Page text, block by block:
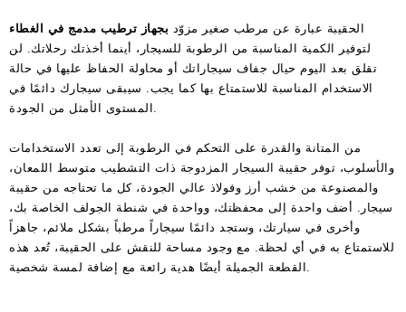
الحقيبة عبارة عن مرطب صغير مزوّد بجهاز ترطيب مدمج في الغطاء
لتوفير الكمية المناسبة من الرطوبة للسيجار، أينما أخذتك رحلاتك. لن
تقلق بعد اليوم حيال جفاف سيجاراتك أو محاولة الحفاظ عليها في حالة
الاستخدام المناسبة للاستمتاع بها كما يجب. سيبقى سيجارك دائمًا في
المستوى الأمثل من الجودة.
من المتانة والقدرة على التحكم في الرطوبة إلى تعدد الاستخدامات
والأسلوب، توفر حقيبة السيجار المزدوجة ذات التشطيب متوسط اللمعان،
والمصنوعة من خشب أرز وفولاذ عالي الجودة، كل ما تحتاجه من حقيبة
سيجار. أضف واحدة إلى محفظتك، وواحدة في شنطة الجولف الخاصة بك،
وأخرى في سيارتك، وستجد دائمًا سيجاراً مرطباً بشكل ملائم، جاهزاً
للاستمتاع به في أي لحظة. مع وجود مساحة للنقش على الحقيبة، تُعد هذه
القطعة الجميلة أيضًا هدية رائعة مع إضافة لمسة شخصية.